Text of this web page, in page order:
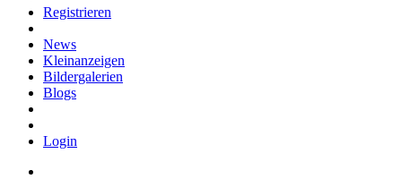
Registrieren
News
Kleinanzeigen
Bildergalerien
Blogs
Login